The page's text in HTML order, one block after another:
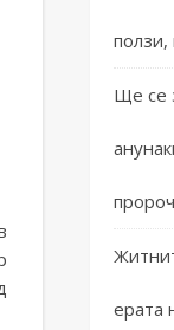
трапеза
ползи,
Ще се
ерата